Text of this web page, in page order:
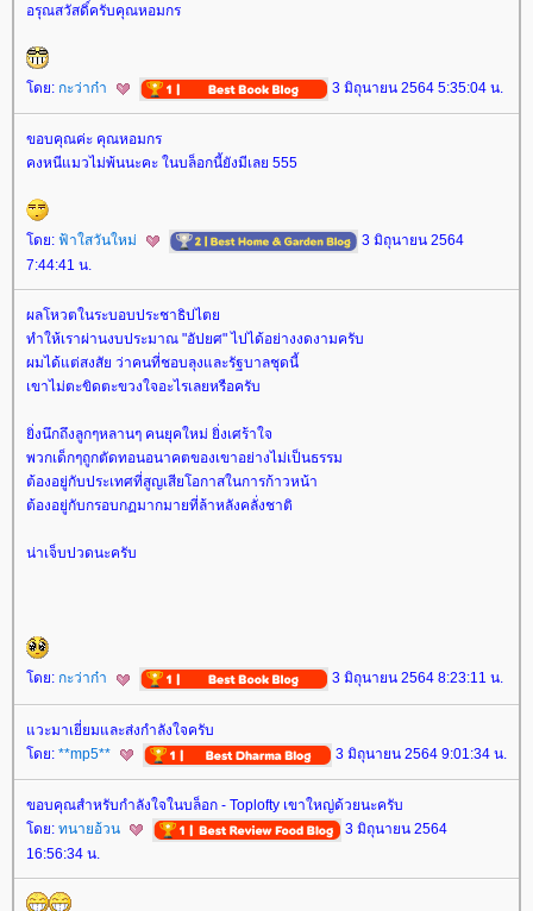
อรุณสวัสดิ์ครับคุณหอมกร
ดย: กะว่าก๋า 3 มิถุนายน 2564 5:35:04 น.
ขอบคุณค่ะ คุณหอมกร
คงหนีแมวไม่พ้นนะคะ ในบล็อกนี้ยังมีเลย 555
ดย: ฟ้าใสวันใหม่
3 มิถุนายน 2564
7:44:41 น.
ผลโหวตในระบอบประชาธิปไต
ทำให้เราผ่านงบประมาณ "อัปยศ" ไปได้อย่างงดงามครับ
ผมได้แต่สงสัย ว่าคนที่ชอบลุงและรัฐบาลชุดนี้
เขาไม่ตะขิดตะขวงใจอะไรเลยหรือครับ
ิ่งนึกถึงลูกๆหลานๆ คนยุคใหม่ ยิ่งเศร้าใจ
พวกเด็กๆถูกตัดทอนอนาคตของเขาอย่างไม่เป็นธรรม
ต้องอยู่กับประเทศที่สูญเสียโอกาสในการก้าวหน้า
ต้องอยู่กับกรอบกฏมากมายที่ล้าหลังคลั่งชาติ
น่าเจ็บปวดนะครับ
ดย: กะว่าก๋า 3 มิถุนายน 2564 8:23:11 น.
วะมาเยี่ยมและส่งกำลังใจครับ
ดย: **mp5** 3 มิถุนายน 2564 9:01:34 น.
ขอบคุณสำหรับกำลังใจในบล็อก - Toplofty เขาใหญ่ด้วยนะครับ
ดย: ทนายอ้วน
3 มิถุนายน 2564
16:56:34 น.